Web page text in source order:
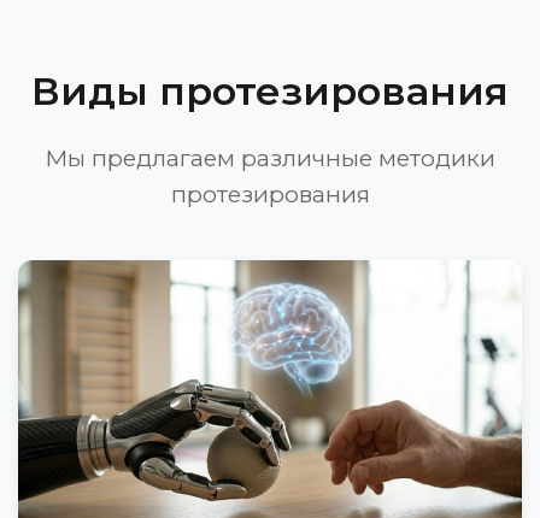
Виды протезирования
Мы предлагаем различные методики
протезирования